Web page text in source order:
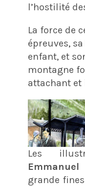
l’hostilité
La force de
épreuves,
enfant, et
montagne
attachant et
Les
grande